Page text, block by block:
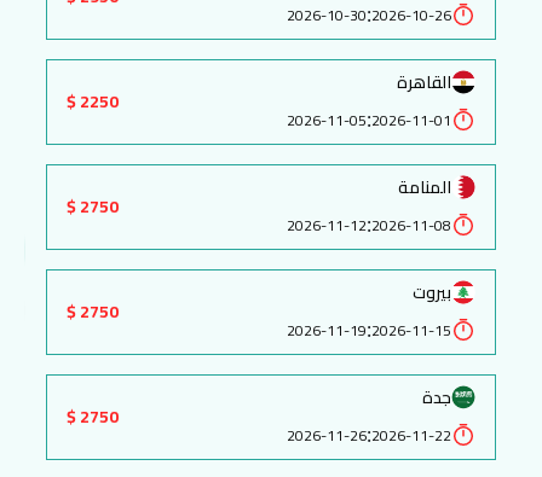
2026-10-26
:
2026-10-30
القاهرة
2026-11-01
:
2026-11-05
2250 $
المنامة
2026-11-08
:
2026-11-12
2750 $
بيروت
2026-11-15
:
2026-11-19
2750 $
جدة
2026-11-22
:
2026-11-26
2750 $